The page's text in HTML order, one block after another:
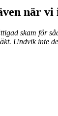
när vi
skam
Undvik inte